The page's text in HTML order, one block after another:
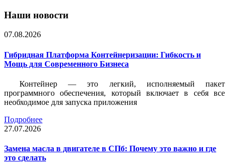
Наши новости
07.08.2026
Гибридная Платформа Контейнеризации: Гибкость и
Мощь для Современного Бизнеса
Контейнер — это легкий, исполняемый пакет
программного обеспечения, который включает в себя все
необходимое для запуска приложения
Подробнее
27.07.2026
Замена масла в двигателе в СПб: Почему это важно и где
это сделать